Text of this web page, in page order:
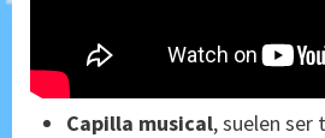
Capilla musical, suelen